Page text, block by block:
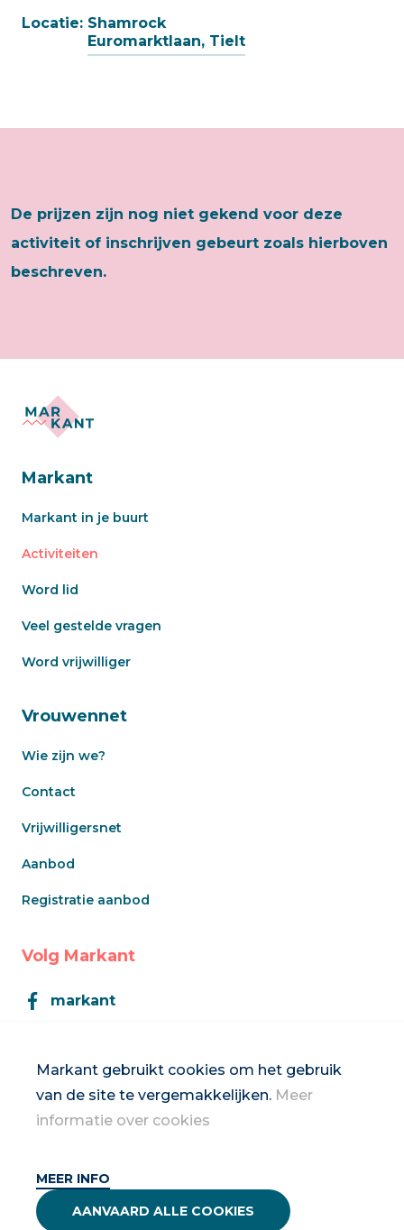
Markant gebruikt cookies om het gebruik
van de site te vergemakkelijken. Meer
informatie over cookies
MEER INFO
AANVAARD ALLE COOKIES
Locatie: Shamrock
Euromarktlaan, Tielt
De prijzen zijn nog niet gekend voor deze
activiteit of inschrijven gebeurt zoals hierboven
beschreven.
Markant
Markant in je buurt
Activiteiten
Word lid
Veel gestelde vragen
Word vrijwilliger
Vrouwennet
Wie zijn we?
Contact
Vrijwilligersnet
Aanbod
Registratie aanbod
Volg Markant
markant
Inschrijven op de nieuwsbrief
2026 Vrouwennet vzw
Privacybeleid & disclaimer